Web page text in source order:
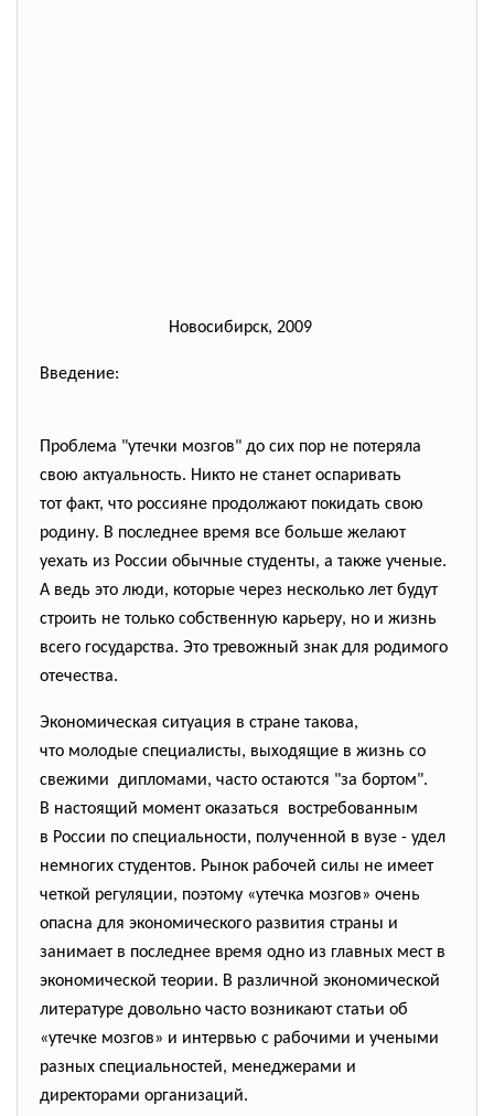
Новосибирск, 2009
Введение:
Проблема "утечки мозгов" до сих пор не потеряла
свою актуальность. Никто не станет оспаривать
тот факт, что россияне продолжают покидать свою
родину. В последнее время все больше желают
уехать из России обычные студенты, а также ученые.
А ведь это люди, которые через несколько лет будут
строить не только собственную карьеру, но и жизнь
всего государства. Это тревожный знак для родимого
отечества.
Экономическая ситуация в стране такова,
что молодые специалисты, выходящие в жизнь со
свежими дипломами, часто остаются "за бортом".
В настоящий момент оказаться востребованным
в России по специальности, полученной в вузе - удел
немногих студентов. Рынок рабочей силы не имеет
четкой регуляции, поэтому «утечка мозгов» очень
опасна для экономического развития страны и
занимает в последнее время одно из главных мест в
экономической теории. В различной экономической
литературе довольно часто возникают статьи об
«утечке мозгов» и интервью с рабочими и учеными
разных специальностей, менеджерами и
директорами организаций.